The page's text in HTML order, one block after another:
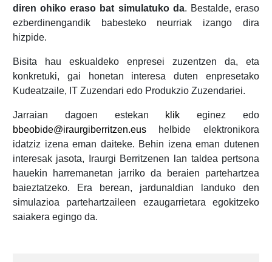
diren ohiko eraso bat simulatuko da. Bestalde, eraso
ezberdinengandik babesteko neurriak izango dira
hizpide.
Bisita hau eskualdeko enpresei zuzentzen da, eta
konkretuki, gai honetan interesa duten enpresetako
Kudeatzaile, IT Zuzendari edo Produkzio Zuzendariei.
Jarraian dagoen estekan klik eginez edo
bbeobide@iraurgiberritzen.eushelbide elektronikora
idatziz izena eman daiteke. Behin izena eman dutenen
interesak jasota, Iraurgi Berritzenen lan taldea pertsona
hauekin harremanetan jarriko da beraien partehartzea
baieztatzeko. Era berean, jardunaldian landuko den
simulazioa partehartzaileen ezaugarrietara egokitzeko
saiakera egingo da.